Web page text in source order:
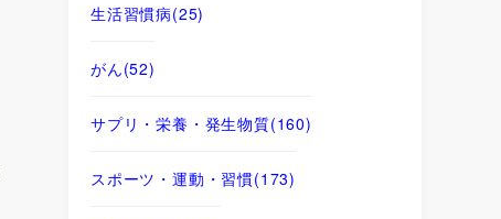
生活習慣病(25)
がん(52)
サプリ・栄養・発生物質(160)
スポーツ・運動・習慣(173)